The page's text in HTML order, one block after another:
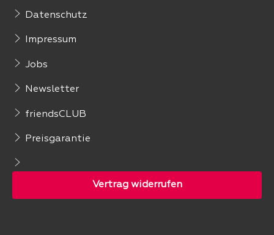
Datenschutz
Impressum
Jobs
Newsletter
friendsCLUB
Preisgarantie